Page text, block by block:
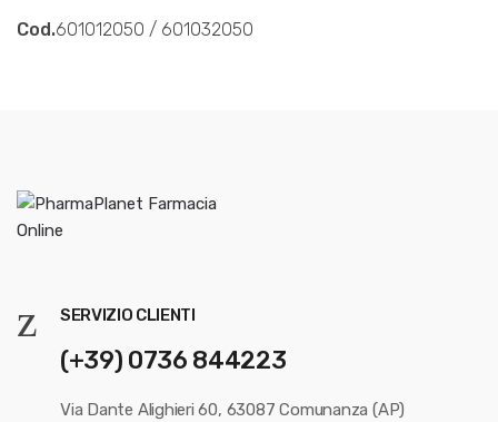
Cod.601012050 / 601032050
SERVIZIO CLIENTI
(+39) 0736 844223
Via Dante Alighieri 60, 63087 Comunanza (AP)